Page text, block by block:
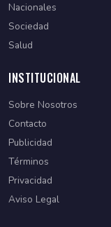
Nacionales
Sociedad
Salud
INSTITUCIONAL
Sobre Nosotros
Contacto
Publicidad
Términos
Privacidad
Aviso Legal